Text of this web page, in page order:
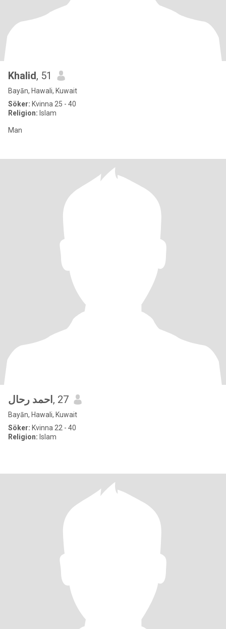
Khalid, 51
Bayān, Hawali, Kuwait
Söker: Kvinna 25 - 40
Religion: Islam
Man
احمد رحال , 27
Bayān, Hawali, Kuwait
Söker: Kvinna 22 - 40
Religion: Islam